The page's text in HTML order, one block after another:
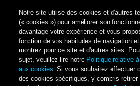
Notre site utilise des cookies et d'autres
(« cookies ») pour améliorer son
davantage votre expérience et vous
fonction de vos habitudes de navigation
montrez pour ce site et d'autres sites.
sujet, veuillez lire notre Politique relative
aux cookies. Si vous souhaitez effectuer
des cookies spécifiques, y compris retirer